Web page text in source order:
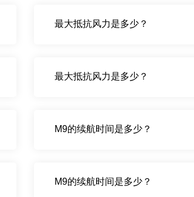
最大抵抗风力是多少？
最大抵抗风力是多少？
M9的续航时间是多少？
M9的续航时间是多少？